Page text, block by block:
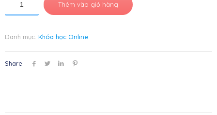
Thêm vào giỏ hàng
Danh mục: Khóa học Online
Share